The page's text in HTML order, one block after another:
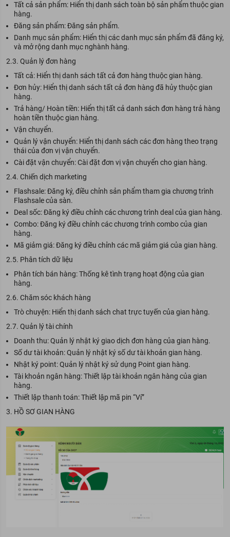
Tất cả sản phẩm: Hiển thị danh sách toàn bộ sản phẩm thuộc gian
hàng.
Đăng sản phẩm: Đăng sản phẩm.
Danh mục sản phẩm: Hiển thị các danh mục sản phẩm đã đăng ký,
và mở rộng danh mục nghành hàng.
2.3. Quản lý đơn hàng
Tất cả: Hiển thị danh sách tất cả đơn hàng thuộc gian hàng.
Đơn hủy: Hiển thị danh sách tất cả đơn hàng đã hủy thuộc gian
hàng.
Trả hàng/ Hoàn tiền: Hiển thị tất cả danh sách đơn hàng trả hàng
hoàn tiền thuộc gian hàng.
Vận chuyển.
Quản lý vận chuyển: Hiển thị danh sách các đơn hàng theo trạng
thái của đơn vị vận chuyển.
Cài đặt vận chuyển: Cài đặt đơn vị vận chuyển cho gian hàng.
2.4. Chiến dịch marketing
Flashsale: Đăng ký, điều chỉnh sản phẩm tham gia chương trình
Flashsale của sàn.
Deal sốc: Đăng ký điều chỉnh các chương trình deal của gian hàng.
Combo: Đăng ký điều chỉnh các chương trình combo của gian
hàng.
Mã giảm giá: Đăng ký điều chỉnh các mã giảm giá của gian hàng.
2.5. Phân tích dữ liệu
Phân tích bán hàng: Thống kê tình trạng hoạt động của gian
hàng.
2.6. Chăm sóc khách hàng
Trò chuyện: Hiển thị danh sách chat trực tuyến của gian hàng.
2.7. Quản lý tài chính
Doanh thu: Quản lý nhật ký giao dịch đơn hàng của gian hàng.
Số dư tài khoản: Quản lý nhật ký số dư tài khoản gian hàng.
Nhật ký point: Quản lý nhật ký sử dụng Point gian hàng.
Tài khoản ngân hàng: Thiết lập tài khoản ngân hàng của gian
hàng.
Thiết lập thanh toán: Thiết lập mã pin “Ví”
3. HỒ SƠ GIAN HÀNG